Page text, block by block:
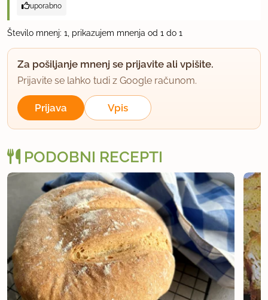
uporabno
Število mnenj: 1, prikazujem mnenja od 1 do 1
Za pošiljanje mnenj se prijavite ali vpišite.
Prijavite se lahko tudi z Google računom.
Prijava Vpis
PODOBNI RECEPTI